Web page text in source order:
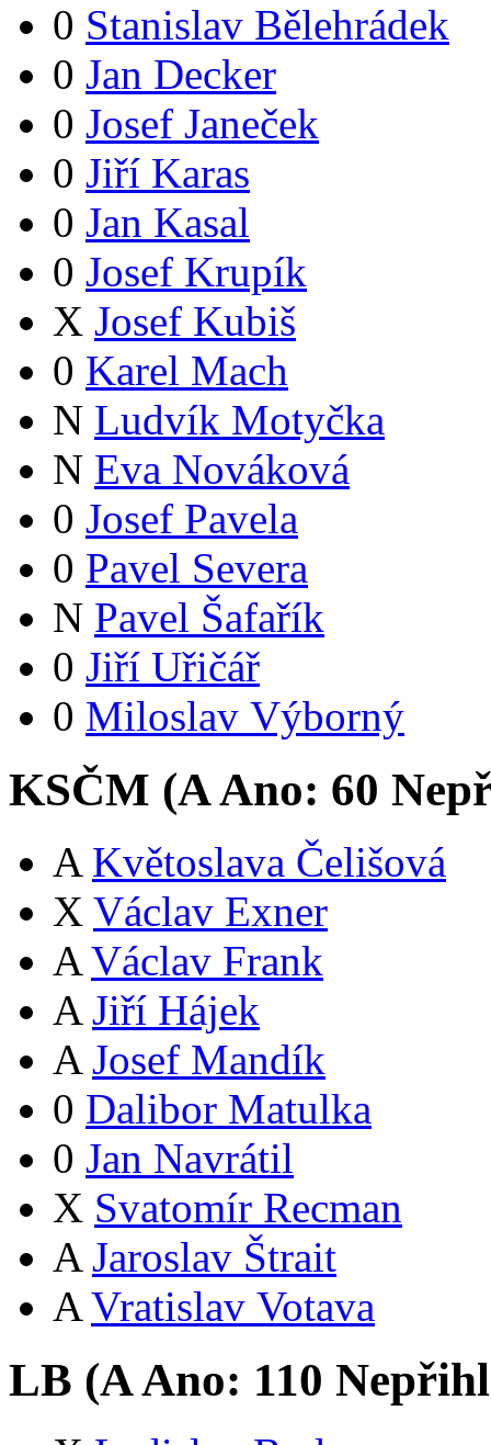
0 Stanislav Bělehrádek
0 Jan Decker
0 Josef Janeček
0 Jiří Karas
0 Jan Kasal
0 Josef Krupík
X Josef Kubiš
0 Karel Mach
N Ludvík Motyčka
N Eva Nováková
0 Josef Pavela
0 Pavel Severa
N Pavel Šafařík
0 Jiří Uřičář
0 Miloslav Výborný
KSČM (AAno: 60
A Květoslava Čelišová
X Václav Exner
A Václav Frank
A Jiří Hájek
A Josef Mandík
0 Dalibor Matulka
0 Jan Navrátil
X Svatomír Recman
A Jaroslav Štrait
A Vratislav Votava
LB (AAno: 110